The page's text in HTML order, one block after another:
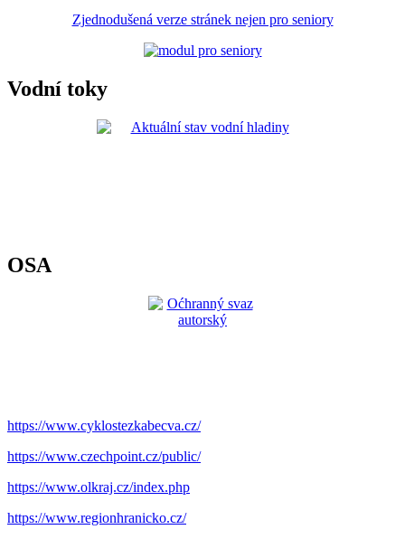
Zjednodušená verze stránek nejen pro seniory
Vodní toky
OSA
https://www.cyklostezkabecva.cz/
https://www.czechpoint.cz/public/
https://www.olkraj.cz/index.php
https://www.regionhranicko.cz/